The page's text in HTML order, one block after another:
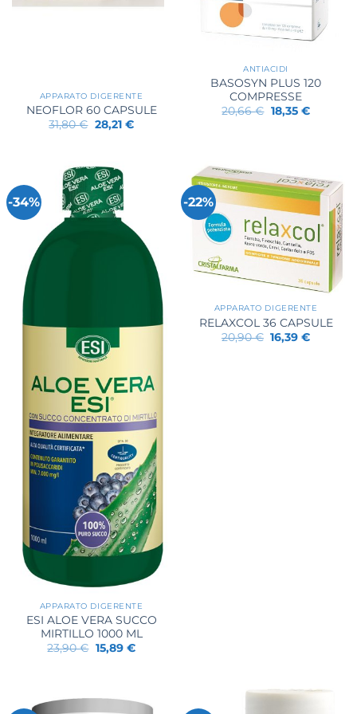
APPARATO DIGERENTE
NEOFLOR 60 CAPSULE
31,80€ Il
prezzo
31,80 €.
28,21 €Il
ANTIACIDI
BASOSYN PLUS 120
COMPRESSE
20,66€ Il
prezzo
18,35 €Il
-34%
APPARATO DIGERENTE
ESI ALOE VERA SUCCO
MIRTILLO 1000 ML
23,90€ Il
prezzo
15,89 €Il
-22%
APPARATO DIGERENTE
RELAXCOL 36 CAPSULE
20,90€ Il
prezzo
16,39€Il